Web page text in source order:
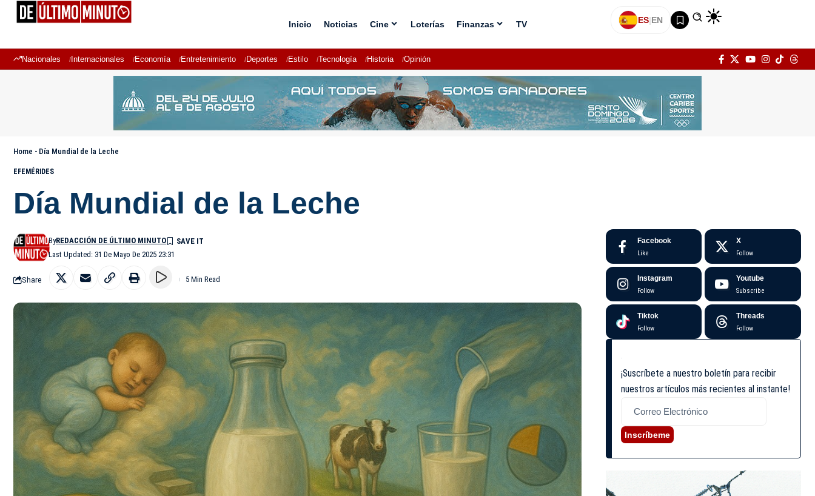
Inicio Noticias Cine Loterías Finanzas TV ES|EN
Nacionales Internacionales Economía Entretenimiento Deportes Estilo Tecnología Historia Opinión
Home - Día Mundial de la Leche
EFEMÉRIDES
Día Mundial de la Leche
Last Updated: 31 De Mayo De 2025 23:31
ByREDACCIÓN DE ÚLTIMO MINUTO
Share 5 Min Read
Facebook
Like
X
Follow
Instagram
Follow
Youtube
Subscribe
Tiktok
Follow
Threads
Follow
¡Suscríbete a nuestro boletín para recibir
nuestros artículos más recientes al instante!
Inscríbeme